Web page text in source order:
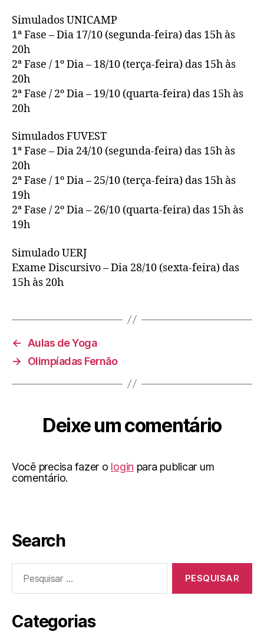
Simulados UNICAMP
1ª Fase – Dia 17/10 (segunda-feira) das 15h às
20h
2ª Fase / 1º Dia – 18/10 (terça-feira) das 15h às
20h
2ª Fase / 2º Dia – 19/10 (quarta-feira) das 15h às
20h
Simulados FUVEST
1ª Fase – Dia 24/10 (segunda-feira) das 15h às
20h
2ª Fase / 1º Dia – 25/10 (terça-feira) das 15h às
19h
2ª Fase / 2º Dia – 26/10 (quarta-feira) das 15h às
19h
Simulado UERJ
Exame Discursivo – Dia 28/10 (sexta-feira) das
15h às 20h
←
Aulas de Yoga
→
Olimpíadas Fernão
Deixe um comentário
Você precisa fazer o login para publicar um
comentário.
Search
Categorias